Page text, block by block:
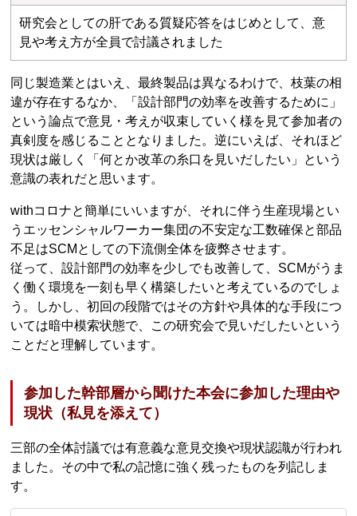
研究会としての肝である質疑応答をはじめとして、意
見や考え方が全員で討議されました
同じ製造業とはいえ、最終製品は異なるわけで、枝葉の相
違が存在するなか、「設計部門の効率を改善するために」
という論点で意見・考えが収束していく様を見て参加者の
真剣度を感じることとなりました。逆にいえば、それほど
現状は厳しく「何とか改革の糸口を見いだしたい」という
意識の表れだと思います。
withコロナと簡単にいいますが、それに伴う生産現場とい
うエッセンシャルワーカー集団の不安定な工数確保と部品
不足はSCMとしての下流側全体を疲弊させます。
従って、設計部門の効率を少しでも改善して、SCMがうま
く働く環境を一刻も早く構築したいと考えているのでしょ
う。しかし、初回の段階ではその方針や具体的な手段につ
いては暗中模索状態で、この研究会で見いだしたいという
ことだと理解しています。
参加した幹部層から聞けた本会に参加した理由や
現状（私見を添えて）
三部の全体討議では有意義な意見交換や現状認識が行われ
ました。その中で私の記憶に強く残ったものを列記しま
す。